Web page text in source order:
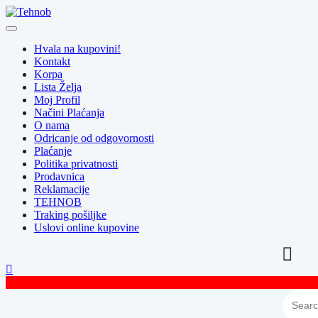
Skip
to
Hvala na kupovini!
Kontakt
Korpa
Lista Želja
Moj Profil
Načini Plaćanja
O nama
Odricanje od odgovornosti
Plaćanje
Politika privatnosti
Prodavnica
Reklamacije
TEHNOB
Traking pošiljke
Uslovi online kupovine